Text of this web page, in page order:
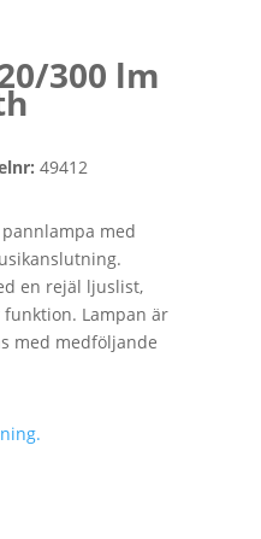
300 lm
49412
med
en rejäl ljuslist,
Lampan är
med medföljande